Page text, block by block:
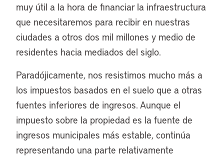
muy útil a la hora de financiar la infraestructura
que necesitaremos para recibir en nuestras
ciudades a otros dos mil millones y medio de
residentes hacia mediados del siglo.
Paradójicamente, nos resistimos mucho más a
los impuestos basados en el suelo que a otras
fuentes inferiores de ingresos. Aunque el
impuesto sobre la propiedad es la fuente de
ingresos municipales más estable, continúa
representando una parte relativamente